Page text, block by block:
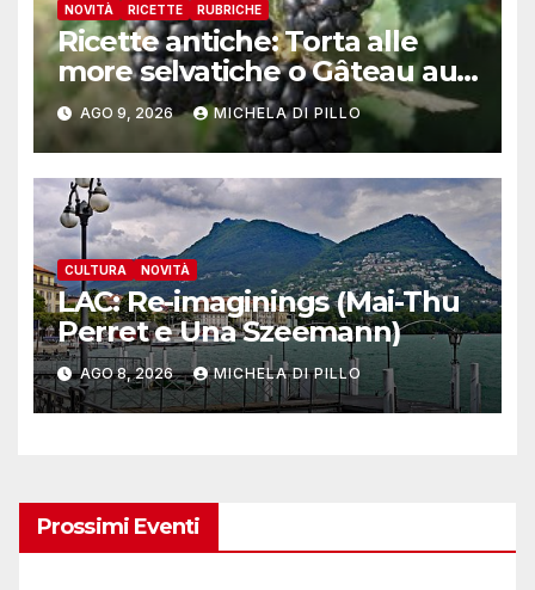
NOVITÀ RICETTE RUBRICHE
Ricette antiche: Torta alle
more selvatiche o Gâteau au
mȗres sauvages
AGO 9, 2026 MICHELA DI PILLO
CULTURA NOVITÀ
LAC: Re-imaginings (Mai-Thu
Perret e Una Szeemann)
AGO 8, 2026 MICHELA DI PILLO
Prossimi Eventi